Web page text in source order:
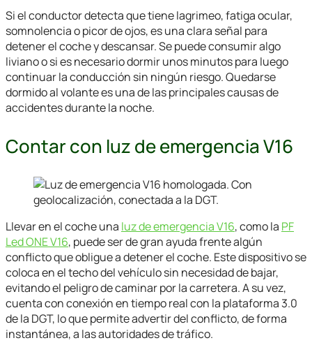
Si el conductor detecta que tiene lagrimeo, fatiga ocular,
somnolencia o picor de ojos, es una clara señal para
detener el coche y descansar. Se puede consumir algo
liviano o si es necesario dormir unos minutos para luego
continuar la conducción sin ningún riesgo. Quedarse
dormido al volante es una de las principales causas de
accidentes durante la noche.
Contar con luz de emergencia V16
Llevar en el coche una luz de emergencia V16, como la PF
Led ONE V16, puede ser de gran ayuda frente algún
conflicto que obligue a detener el coche. Este dispositivo se
coloca en el techo del vehículo sin necesidad de bajar,
evitando el peligro de caminar por la carretera. A su vez,
cuenta con conexión en tiempo real con la plataforma 3.0
de la DGT, lo que permite advertir del conflicto, de forma
instantánea, a las autoridades de tráfico.